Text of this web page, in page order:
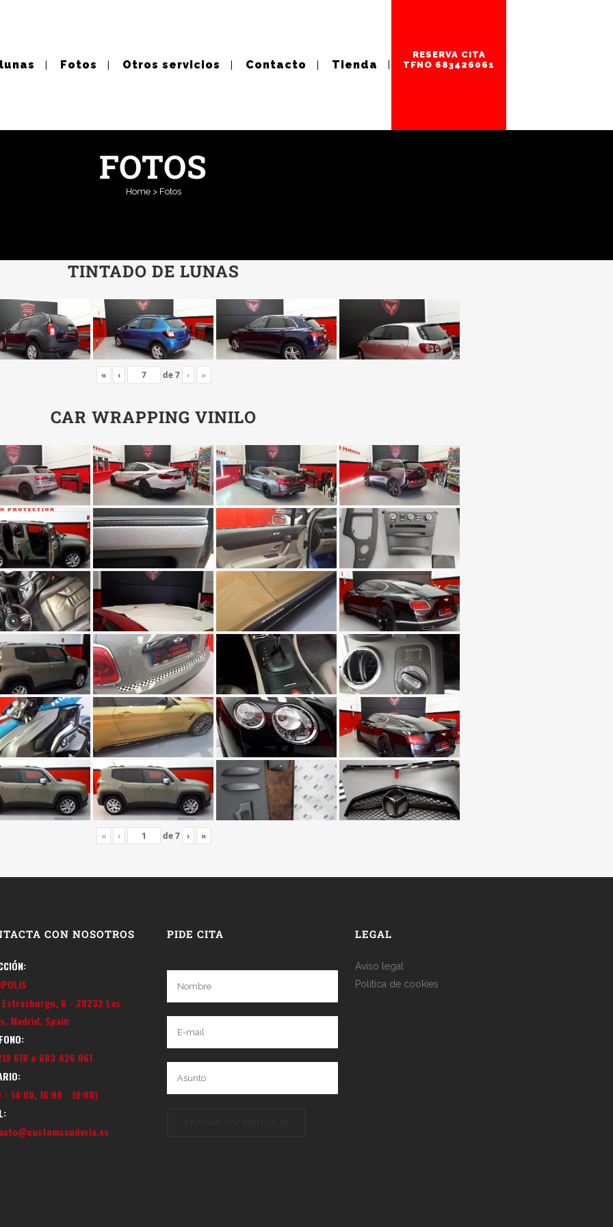
Fotos Otros servicios Contacto Tienda
RESERVA CITA
TFNO 683426061
FOTOS
Home> Fotos
TINTADO DE LUNAS
« ‹ de7 › »
CAR WRAPPING VINILO
« ‹ de7 › »
CON NOSOTROS
Estrasburgo, 6 - 28232 Las
Madrid, Spain
618 o 683 426 061
- 14:00, 16:00 - 19:00)
PIDE CITA LEGAL
Aviso legal
Política de cookies